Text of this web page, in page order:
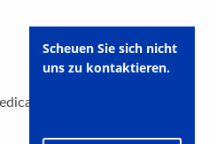
Scheuen Sie sich nicht
uns zu kontaktieren.